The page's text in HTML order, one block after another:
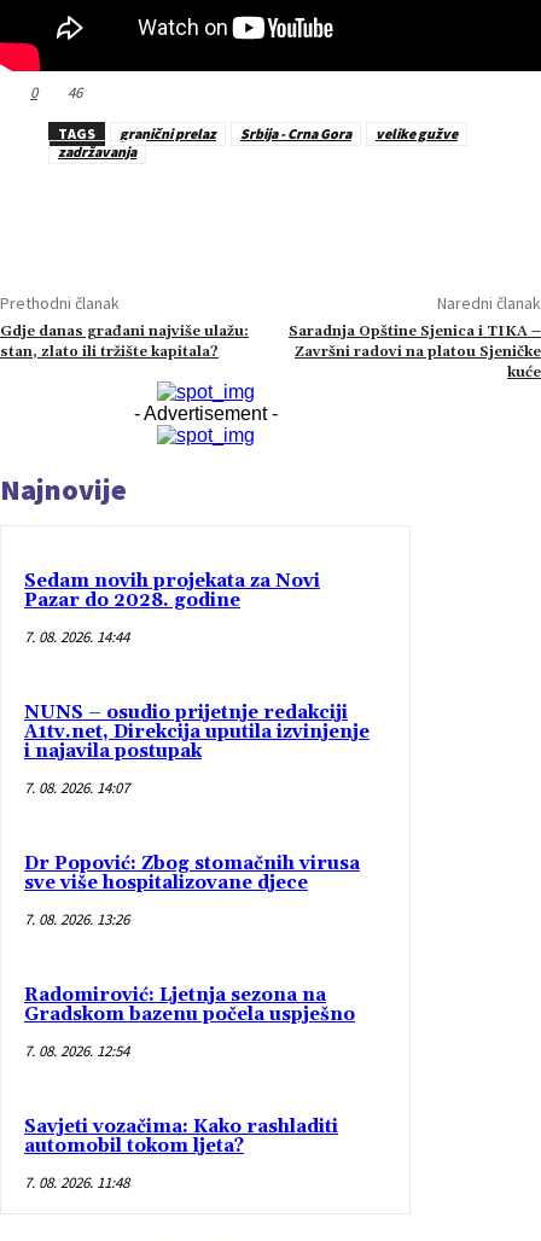
0 46
TAGS granični prelaz Srbija - Crna Gora
velike gužve
zadržavanja
Prethodni članak
Gdje danas građani najviše ulažu:
stan, zlato ili tržište kapitala?
Naredni članak
Saradnja Opštine Sjenica i TIKA –
Završni radovi na platou Sjeničke
kuće
- Advertisement -
Najnovije
Sedam novih projekata za Novi
Pazar do 2028. godine
7. 08. 2026. 14:44
NUNS – osudio prijetnje redakciji
A1tv.net, Direkcija uputila izvinjenje
i najavila postupak
7. 08. 2026. 14:07
Dr Popović: Zbog stomačnih virusa
sve više hospitalizovane djece
7. 08. 2026. 13:26
Radomirović: Ljetnja sezona na
Gradskom bazenu počela uspješno
7. 08. 2026. 12:54
Savjeti vozačima: Kako rashladiti
automobil tokom ljeta?
7. 08. 2026. 11:48